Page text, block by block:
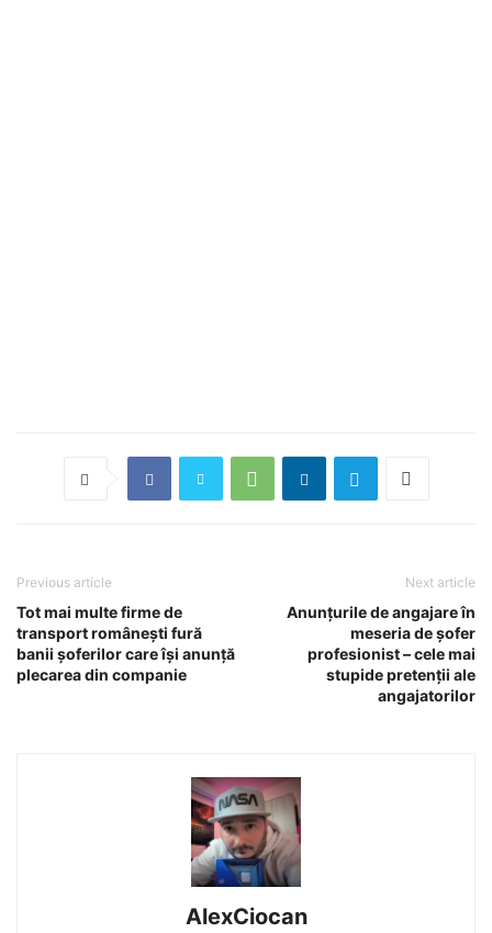
Previous article
Tot mai multe firme de
transport românești fură
banii șoferilor care își anunță
plecarea din companie
Next article
Anunțurile de angajare în
meseria de șofer
profesionist – cele mai
stupide pretenții ale
angajatorilor
AlexCiocan